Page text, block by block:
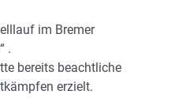
im Bremer
.
bereits beachtliche
erzielt.